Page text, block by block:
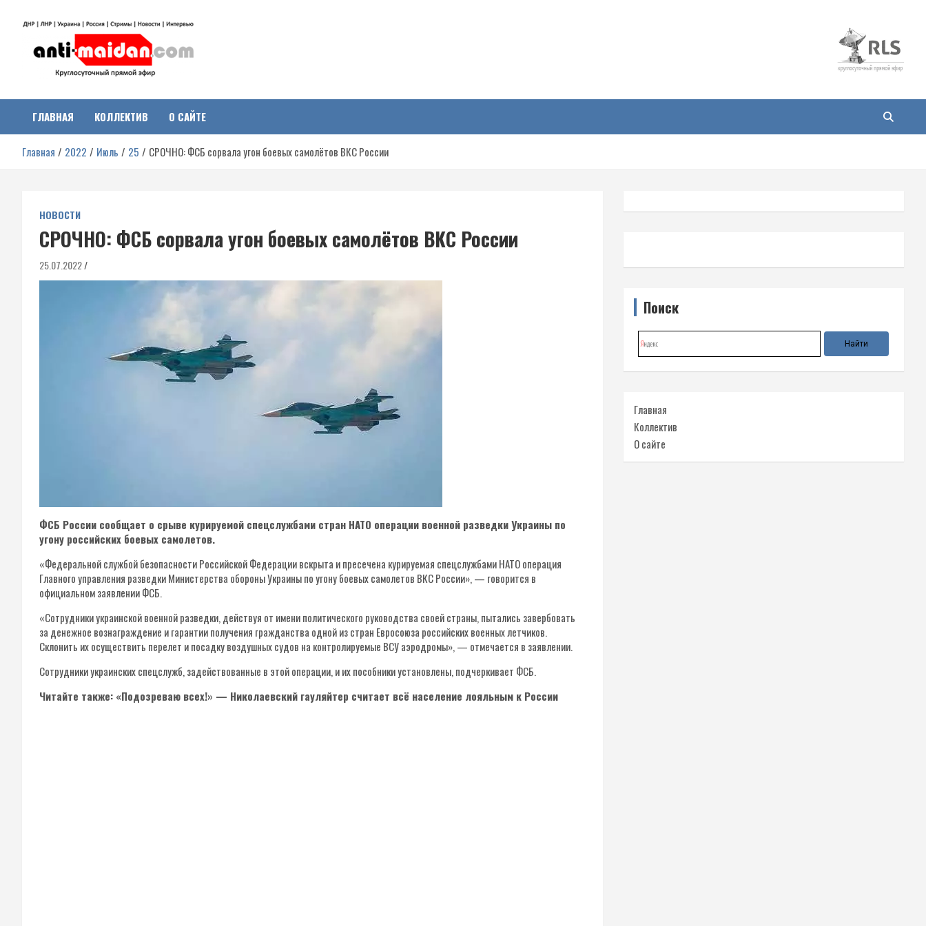
Антимайдан:
Гражданская война на
Украине
о гражданской войне на Украине, включая события в Новороссии,
ДНР, ЛНР и других регионах.
ГЛАВНАЯ КОЛЛЕКТИВ О САЙТЕ
Главная 2022 Июль 25 СРОЧНО: ФСБ сорвала угон боевых самолётов ВКС России
НОВОСТИ
СРОЧНО: ФСБ сорвала угон боевых самолётов ВКС России
25.07.2022
ФСБ России сообщает о срыве курируемой спецслужбами стран НАТО операции военной разведки Украины по
угону российских боевых самолетов.
«Федеральной службой безопасности Российской Федерации вскрыта и пресечена курируемая спецслужбами НАТО операция
Главного управления разведки Министерства обороны Украины по угону боевых самолетов ВКС России», — говорится в
официальном заявлении ФСБ.
«Сотрудники украинской военной разведки, действуя от имени политического руководства своей страны, пытались завербовать
за денежное вознаграждение и гарантии получения гражданства одной из стран Евросоюза российских военных летчиков.
Склонить их осуществить перелет и посадку воздушных судов на контролируемые ВСУ аэродромы», — отмечается в заявлении.
Сотрудники украинских спецслужб, задействованные в этой операции, и их пособники установлены, подчеркивает ФСБ.
Читайте также: «Подозреваю всех!» — Николаевский гауляйтер считает всё население лояльным к России
Поиск
Главная
Коллектив
О сайте